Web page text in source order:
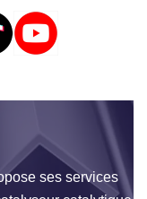
ses services